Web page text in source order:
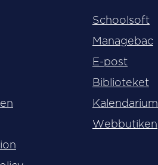
Schoolsoft
Managebac
E-post
Biblioteket
Kalendarium
Webbutiken